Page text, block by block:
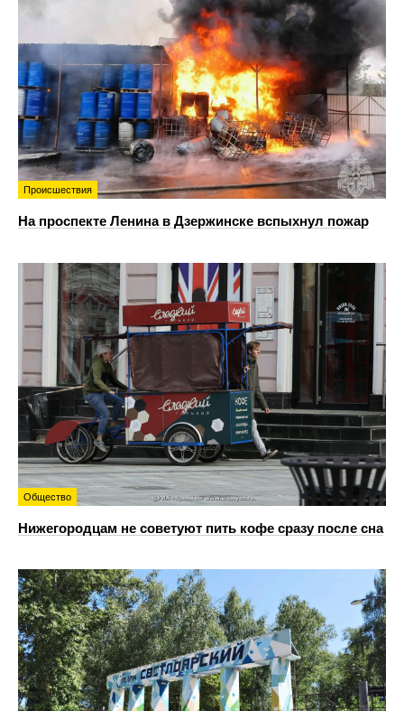
Происшествия
На проспекте Ленина в Дзержинске вспыхнул пожар
Общество
Нижегородцам не советуют пить кофе сразу после сна